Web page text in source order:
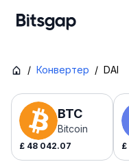
/ Конвертер / DAI
BTC
Bitcoin
£ 48 042.07 £